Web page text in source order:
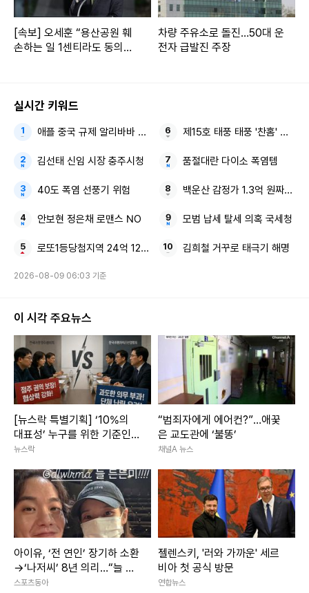
[속보] 오세훈 “용산공원 훼
손하는 일 1센티라도 동의할
차량 주유소로 돌진…50대 운
전자 급발진 주장
실시간 키워드
애플 중국 규제 알리바바 큐원
김선태 신임 시장 충주시청
40도 폭염 선풍기 위험
안보현 정은채 로맨스 NO
로또1등당첨지역 24억 1236회 로또당첨번호조회
제15호 태풍 태풍 '찬홈' 동해
품절대란 다이소 폭염템
백운산 감정가 1.3억 원짜리 깜
모범 납세 탈세 의혹 국세청
김희철 거꾸로 태극기 해명
2026-08-09 06:03 기준
이 시각 주요뉴스
[뉴스락 특별기획] ‘10%의
대표성’ 누구를 위한 기준인
가…프랜차이즈 협의권의 딜
뉴스락
“범죄자에게 에어컨?”…애꿎
은 교도관에 ‘불똥’
채널A 뉴스
아이유, ‘전 연인’ 장기하 소환
→‘나저씨’ 8년 의리…“늘 든
든” [SD톡톡]
스포츠동아
젤렌스키, '러와 가까운' 세르
비아 첫 공식 방문
연합뉴스